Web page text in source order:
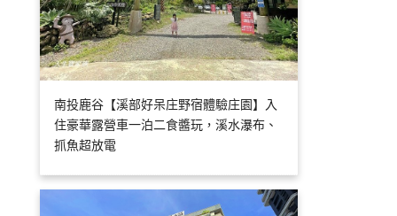
南投鹿谷【溪部好呆庄野宿體驗庄園】入
住豪華露營車一泊二食醬玩，溪水瀑布、
抓魚超放電